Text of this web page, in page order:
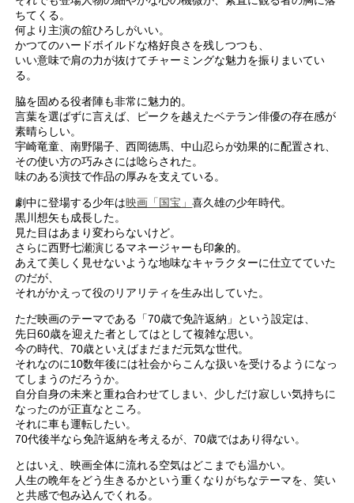
ちてくる。
何より主演の舘ひろしがいい。
かつてのハードボイルドな格好良さを残しつつも、
いい意味で肩の力が抜けてチャーミングな魅力を振りまいてい
る。
脇を固める役者陣も非常に魅力的。
言葉を選ばずに言えば、ピークを越えたベテラン俳優の存在感が
素晴らしい。
宇崎竜童、南野陽子、西岡徳馬、中山忍らが効果的に配置され、
その使い方の巧みさには唸らされた。
味のある演技で作品の厚みを支えている。
劇中に登場する少年は映画「国宝」喜久雄の少年時代。
黒川想矢も成長した。
見た目はあまり変わらないけど。
さらに西野七瀬演じるマネージャーも印象的。
あえて美しく見せないような地味なキャラクターに仕立てていた
のだが、
それがかえって役のリアリティを生み出していた。
ただ映画のテーマである「70歳で免許返納」という設定は、
先日60歳を迎えた者としてはとして複雑な思い。
今の時代、70歳といえばまだまだ元気な世代。
それなのに10数年後には社会からこんな扱いを受けるようになっ
てしまうのだろうか。
自分自身の未来と重ね合わせてしまい、少しだけ寂しい気持ちに
なったのが正直なところ。
それに車も運転したい。
70代後半なら免許返納を考えるが、70歳ではあり得ない。
とはいえ、映画全体に流れる空気はどこまでも温かい。
人生の晩年をどう生きるかという重くなりがちなテーマを、笑い
と共感で包み込んでくれる。